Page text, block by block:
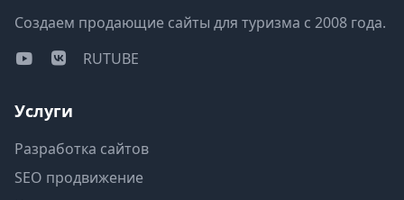
Создаем продающие сайты для туризма с 2008 года.
RUTUBE
Услуги
Разработка сайтов
SEO продвижение